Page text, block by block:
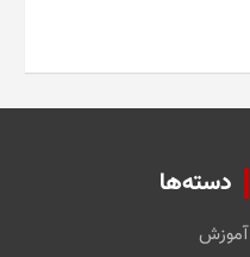
دسته‌ها
آموزش